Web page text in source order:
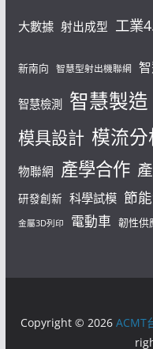
大數據 射出成型 工業
新南向 智慧型射出機聯網
智慧檢測 智慧製造
模具設計 模流分
物聯網 產學合作
研發創新 科學試模 節
金屬3D列印 電動車 韌性供
Copyright © 2026ACMT